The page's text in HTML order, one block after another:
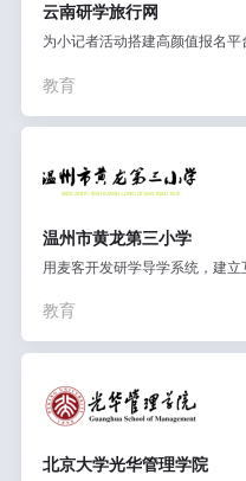
云南研学旅行网
为小记者活动搭建高颜值报名
教育
温州市黄龙第三小学
用麦客开发研学导学系统，建
教育
北京大学光华管理学院